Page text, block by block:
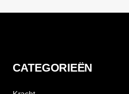
CATEGORIEËN